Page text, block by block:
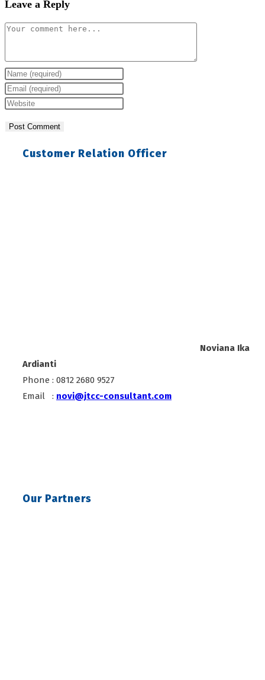
Leave a Reply
Comment
Enter
your
name
Enter
your
Enter
Customer Relation Officer
Noviana Ika
Ardianti
Phone : 0812 2680 9527
Email : novi@jtcc-consultant.com
Our Partners